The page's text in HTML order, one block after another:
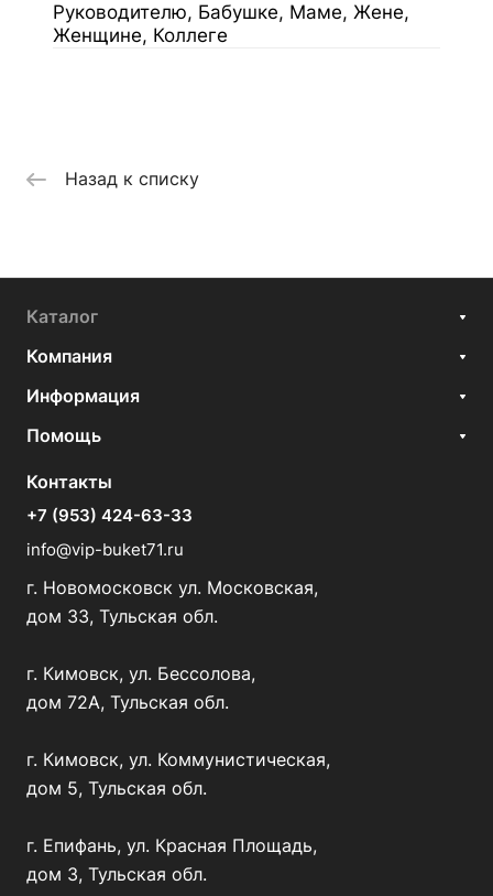
Руководителю, Бабушке, Маме, Жене,
Женщине, Коллеге
Назад к списку
Каталог
Компания
Информация
Помощь
Контакты
+7 (953) 424-63-33
info@vip-buket71.ru
г. Новомосковск ул. Московская,
дом 33, Тульская обл.
г. Кимовск, ул. Бессолова,
дом 72А, Тульская обл.
г. Кимовск, ул. Коммунистическая,
дом 5, Тульская обл.
г. Епифань, ул. Красная Площадь,
дом 3, Тульская обл.